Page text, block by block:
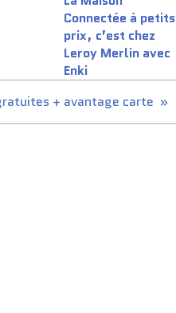
Connectée à petits
prix, c’est chez
Leroy Merlin avec
Enki
+ avantage carte